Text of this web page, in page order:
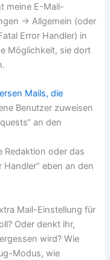
meine E-Mail-
-> Allgemein (oder
Error Handler) in
Möglichkeit, sie dort
Mails, die
Benutzer zuweisen
an den
Redaktion oder das
Handler“ eben an den
Mail-Einstellung für
Oder denkt ihr,
wird? Wie
Modus, wie